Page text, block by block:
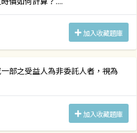
加入收藏題庫
部之受益人為非委託人者，視為
加入收藏題庫